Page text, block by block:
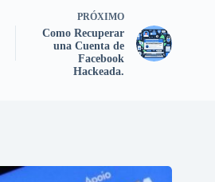
PRÓXIMO
Como Recuperar
una Cuenta de
Facebook
Hackeada.